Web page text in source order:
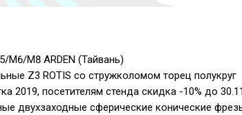
М8 ARDEN (Тайвань)
Z3 ROTIS со стружколомом торец полукруг
2019, посетителям стенда скидка -10% до
двухзаходные сферические конические